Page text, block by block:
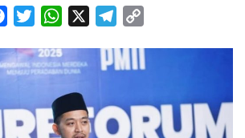
FacebookTwitterWhatsApp Telegram